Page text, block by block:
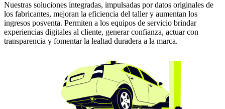
Nuestras soluciones integradas, impulsadas por datos originales de
los fabricantes, mejoran la eficiencia del taller y aumentan los
ingresos posventa. Permiten a los equipos de servicio brindar
experiencias digitales al cliente, generar confianza, actuar con
transparencia y fomentar la lealtad duradera a la marca.